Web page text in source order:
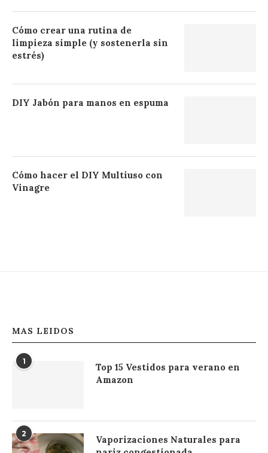
Cómo crear una rutina de
limpieza simple (y sostenerla sin
estrés)
DIY Jabón para manos en espuma
Cómo hacer el DIY Multiuso con
Vinagre
MAS LEIDOS
1
Top 15 Vestidos para verano en
Amazon
2
Vaporizaciones Naturales para